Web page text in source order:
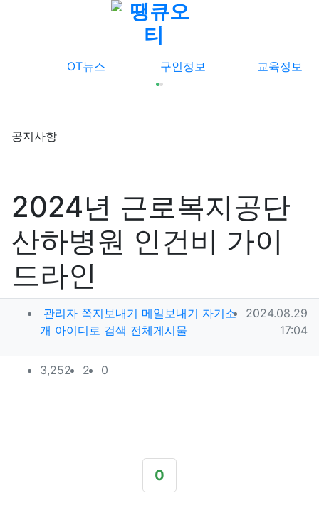
OT뉴스 구인정보 교육정보
공지사항
2024년 근로복지공단
산하병원 인건비 가이
드라인
작성자 정보
관리자 쪽지보내기 메일보내기 자기소
개 아이디로 검색 전체게시물
작성일
2024.08.29
17:04
컨텐츠 정보
3,252조회
2댓글
0
0
추천
관련자료